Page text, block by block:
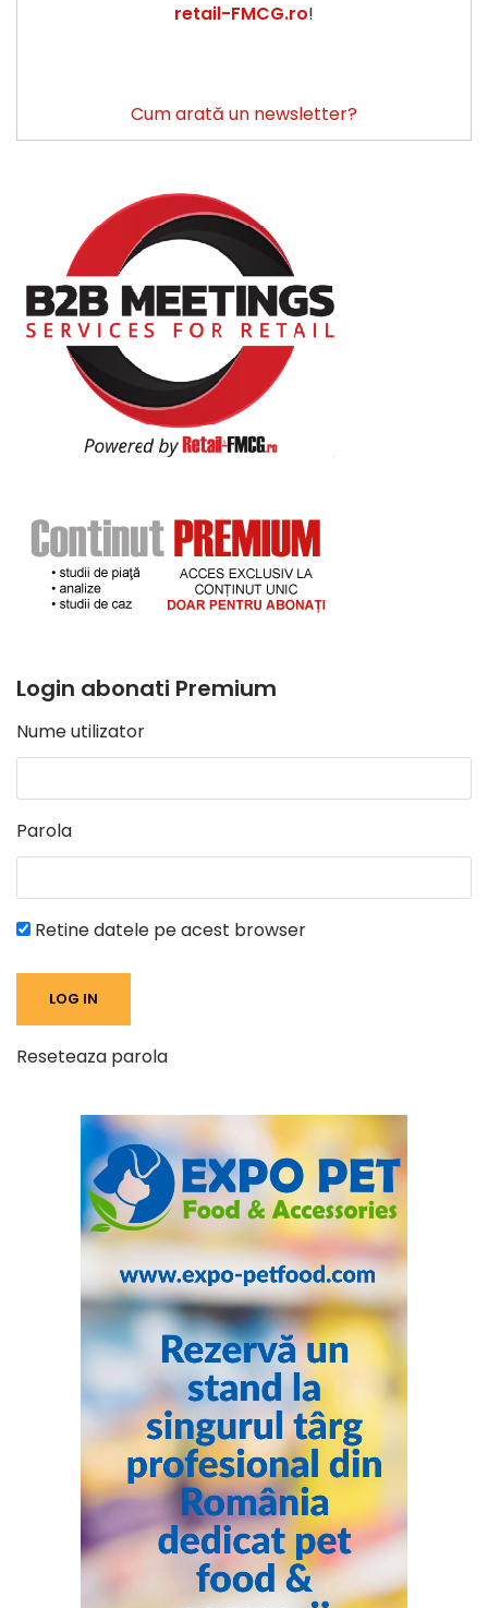
retail-FMCG.ro!
Cum arată un newsletter?
Login abonati Premium
Nume utilizator
Parola
Retine datele pe acest browser
Reseteaza parola